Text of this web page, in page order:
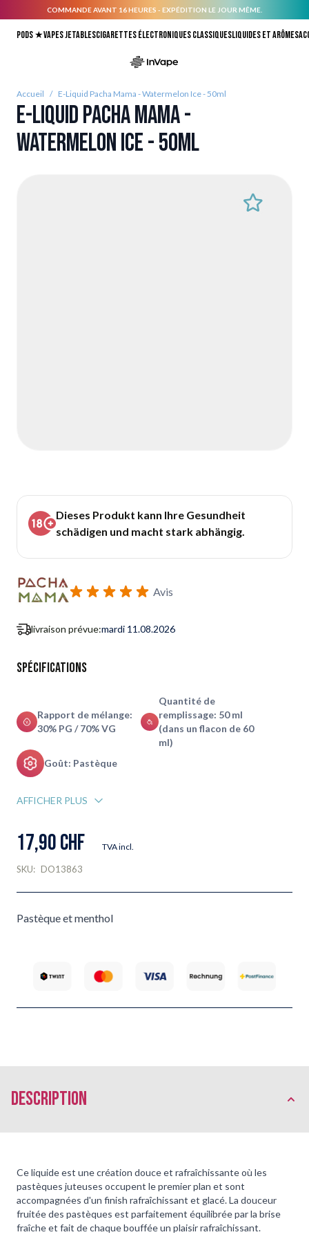
COMMANDE AVANT 16 HEURES - EXPÉDITION LE JOUR MÊME.
Pods ★Vapes jetablesCigarettes électroniques classiquesLiquides et arômes
Accueil / E-Liquid Pacha Mama - Watermelon Ice - 50ml
E-Liquid Pacha Mama -
Watermelon Ice - 50ml
Dieses Produkt kann Ihre Gesundheit
schädigen und macht stark abhängig.
Avis
livraison prévue:mardi 11.08.2026
Spécifications
Rapport de mélange:
30% PG / 70% VG
Quantité de
remplissage: 50 ml
(dans un flacon de 60
ml)
Goût: Pastèque
AFFICHER PLUS
17,90 CHF TVA incl.
SKU: DO13863
Pastèque et menthol
Description
Ce liquide est une création douce et rafraîchissante où les
pastèques juteuses occupent le premier plan et sont
accompagnées d'un finish rafraîchissant et glacé. La douceur
fruitée des pastèques est parfaitement équilibrée par la brise
fraîche et fait de chaque bouffée un plaisir rafraîchissant.